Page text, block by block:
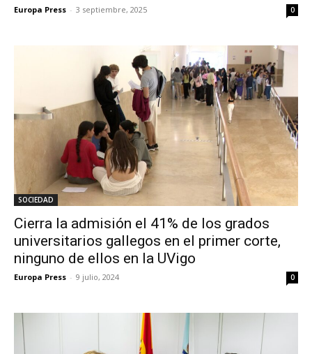
Europa Press - 3 septiembre, 2025 0
SOCIEDAD
Cierra la admisión el 41% de los grados
universitarios gallegos en el primer corte,
ninguno de ellos en la UVigo
Europa Press - 9 julio, 2024 0